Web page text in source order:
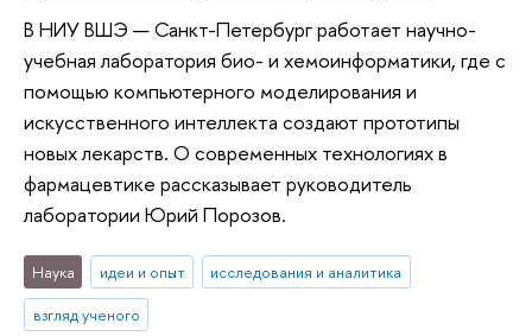
В НИУ ВШЭ — Санкт-Петербург работает научно-
учебная лаборатория био- и хемоинформатики, где с
помощью компьютерного моделирования и
искусственного интеллекта создают прототипы
новых лекарств. О современных технологиях в
фармацевтике рассказывает руководитель
лаборатории Юрий Порозов.
Наука идеи и опыт
исследования и аналитика
взгляд ученого